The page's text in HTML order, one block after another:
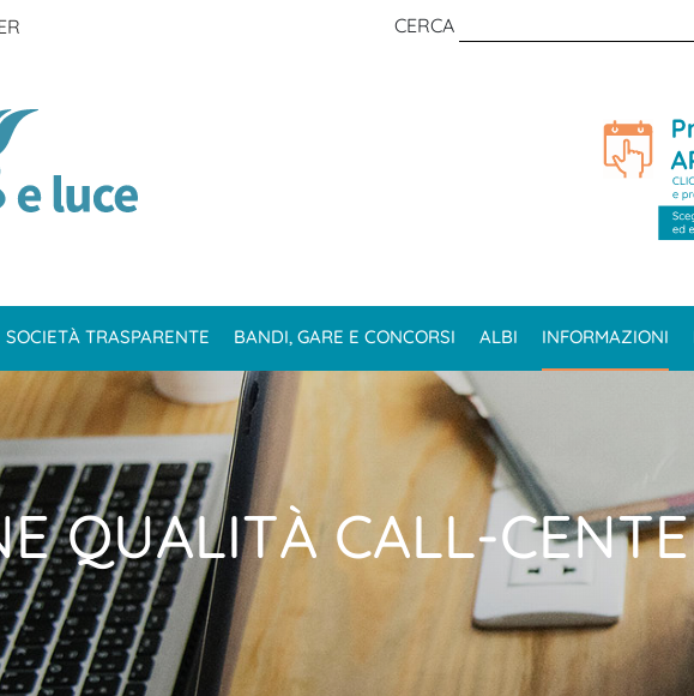
CERCA
SOCIETÀ TRASPARENTE BANDI, GARE E CONCORSI ALBI INFORMAZIONI
QUALITÀ CALL-